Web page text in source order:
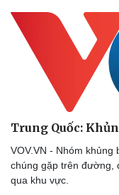
Trung Quốc:
VOV.VN - Nhóm
chúng gặp trên đường,
qua khu vực.